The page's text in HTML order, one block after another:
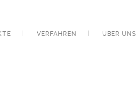
VERFAHREN ÜBER UNS